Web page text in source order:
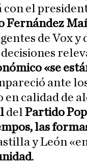
el
Fernández
de Vox y
decisiones
«se
ante
en calidad de
del Partido
las
y León
.